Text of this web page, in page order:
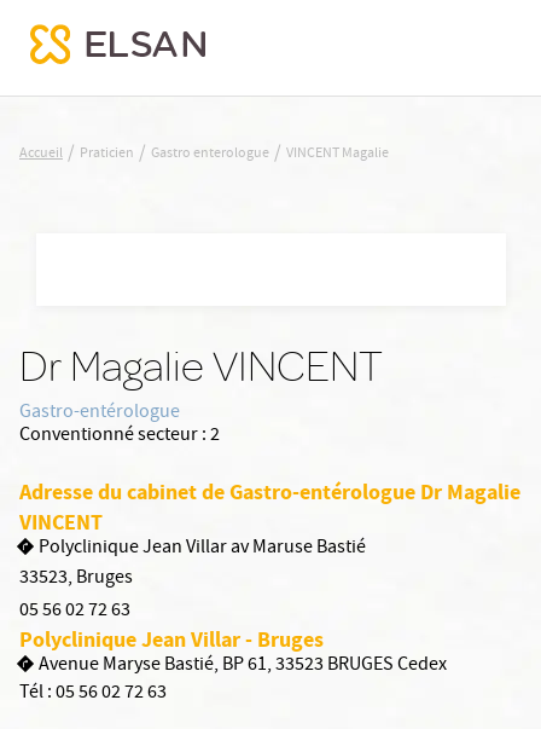
VINCENT Magalie
Accueil / Praticien / Gastro enterologue / VINCENT Magalie
Dr Magalie VINCENT
Gastro-entérologue
Conventionné secteur :2
Adresse du cabinet de Gastro-entérologue Dr Magalie
VINCENT
Polyclinique Jean Villar av Maruse Bastié
33523, Bruges
05 56 02 72 63
Polyclinique Jean Villar - Bruges
Avenue Maryse Bastié, BP 61, 33523 BRUGES Cedex
Tél :05 56 02 72 63